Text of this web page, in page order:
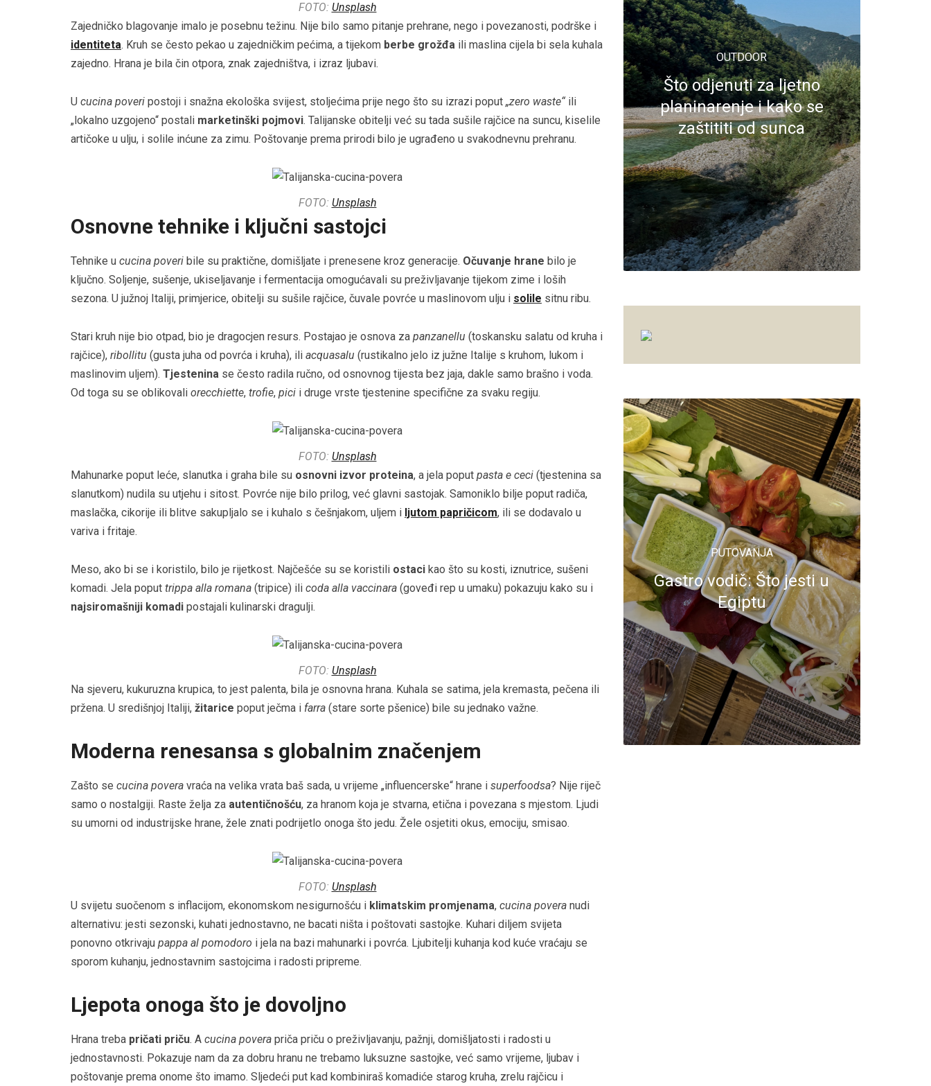
FOTO: Unsplash
Zajedničko blagovanje imalo je posebnu težinu. Nije bilo samo pitanje prehrane, nego i povezanosti, podrške i
identiteta. Kruh se često pekao u zajedničkim pećima, a tijekom berbe grožđa ili maslina cijela bi sela kuhala
zajedno. Hrana je bila čin otpora, znak zajedništva, i izraz ljubavi.
U cucina poveri postoji i snažna ekološka svijest, stoljećima prije nego što su izrazi poput „zero waste“ ili
„lokalno uzgojeno“ postali marketinški pojmovi. Talijanske obitelji već su tada sušile rajčice na suncu, kiselile
artičoke u ulju, i solile inćune za zimu. Poštovanje prema prirodi bilo je ugrađeno u svakodnevnu prehranu.
FOTO: Unsplash
Osnovne tehnike i ključni sastojci
Tehnike u cucina poveri bile su praktične, domišljate i prenesene kroz generacije. Očuvanje hrane bilo je
ključno. Soljenje, sušenje, ukiseljavanje i fermentacija omogućavali su preživljavanje tijekom zime i loših
sezona. U južnoj Italiji, primjerice, obitelji su sušile rajčice, čuvale povrće u maslinovom ulju i solile sitnu ribu.
Stari kruh nije bio otpad, bio je dragocjen resurs. Postajao je osnova za panzanellu (toskansku salatu od kruha i
rajčice), ribollitu (gusta juha od povrća i kruha), ili acquasalu (rustikalno jelo iz južne Italije s kruhom, lukom i
maslinovim uljem). Tjestenina se često radila ručno, od osnovnog tijesta bez jaja, dakle samo brašno i voda.
Od toga su se oblikovali orecchiette, trofie, pici i druge vrste tjestenine specifične za svaku regiju.
FOTO: Unsplash
Mahunarke poput leće, slanutka i graha bile su osnovni izvor proteina, a jela poput pasta e ceci (tjestenina sa
slanutkom) nudila su utjehu i sitost. Povrće nije bilo prilog, već glavni sastojak. Samoniklo bilje poput radiča,
maslačka, cikorije ili blitve sakupljalo se i kuhalo s češnjakom, uljem i ljutom papričicom, ili se dodavalo u
variva i fritaje.
Meso, ako bi se i koristilo, bilo je rijetkost. Najčešće su se koristili ostaci kao što su kosti, iznutrice, sušeni
komadi. Jela poput trippa alla romana (tripice) ili coda alla vaccinara (goveđi rep u umaku) pokazuju kako su i
najsiromašniji komadi postajali kulinarski dragulji.
FOTO: Unsplash
Na sjeveru, kukuruzna krupica, to jest palenta, bila je osnovna hrana. Kuhala se satima, jela kremasta, pečena ili
pržena. U središnjoj Italiji, žitarice poput ječma i farra (stare sorte pšenice) bile su jednako važne.
Moderna renesansa s globalnim značenjem
Zašto se cucina povera vraća na velika vrata baš sada, u vrijeme „influencerske“ hrane i superfoodsa? Nije riječ
samo o nostalgiji. Raste želja za autentičnošću, za hranom koja je stvarna, etična i povezana s mjestom. Ljudi
su umorni od industrijske hrane, žele znati podrijetlo onoga što jedu. Žele osjetiti okus, emociju, smisao.
FOTO: Unsplash
U svijetu suočenom s inflacijom, ekonomskom nesigurnošću i klimatskim promjenama, cucina povera nudi
alternativu: jesti sezonski, kuhati jednostavno, ne bacati ništa i poštovati sastojke. Kuhari diljem svijeta
ponovno otkrivaju pappa al pomodoro i jela na bazi mahunarki i povrća. Ljubitelji kuhanja kod kuće vraćaju se
sporom kuhanju, jednostavnim sastojcima i radosti pripreme.
Ljepota onoga što je dovoljno
Hrana treba pričati priču. A cucina povera priča priču o preživljavanju, pažnji, domišljatosti i radosti u
jednostavnosti. Pokazuje nam da za dobru hranu ne trebamo luksuzne sastojke, već samo vrijeme, ljubav i
poštovanje prema onome što imamo. Sljedeći put kad kombiniraš komadiće starog kruha, zrelu rajčicu i
OUTDOOR
Što odjenuti za ljetno
planinarenje i kako se
zaštititi od sunca
PUTOVANJA
Gastro vodič: Što jesti u
Egiptu